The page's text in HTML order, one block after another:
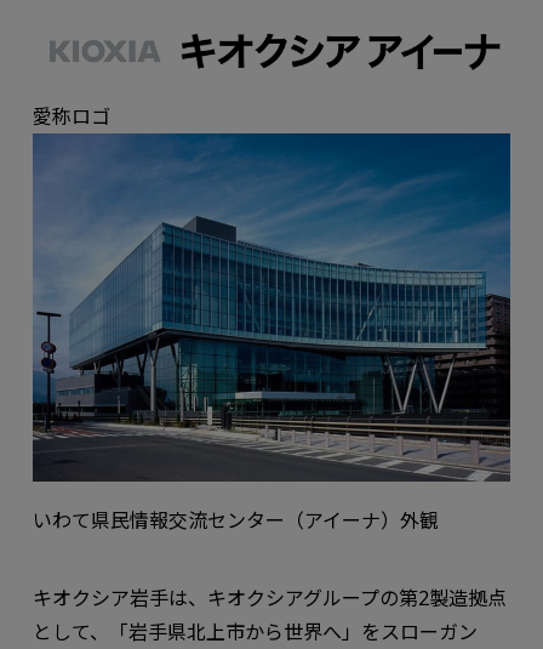
愛称ロゴ
いわて県民情報交流センター（アイーナ）外観
キオクシア岩手は、キオクシアグループの第2製造拠点
として、「岩手県北上市から世界へ」をスローガン